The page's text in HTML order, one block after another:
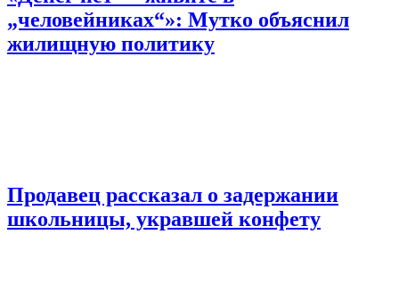
„человейниках“»: Мутко объяснил
жилищную политику
Продавец рассказал о задержании
школьницы, укравшей конфету